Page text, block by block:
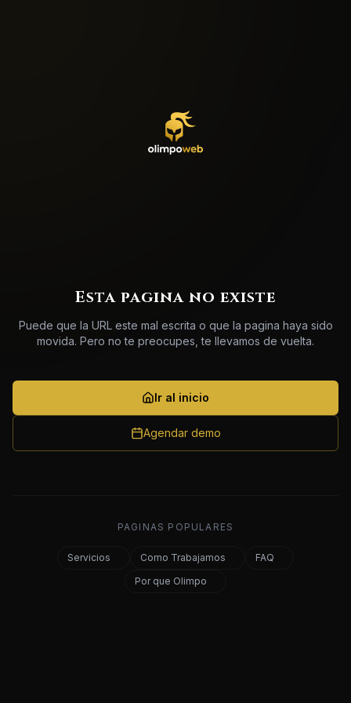
Esta pagina no existe
Puede que la URL este mal escrita o que la pagina haya sido
movida. Pero no te preocupes, te llevamos de vuelta.
Ir al inicio
Agendar demo
PAGINAS POPULARES
Servicios Como Trabajamos
FAQ
Por que Olimpo